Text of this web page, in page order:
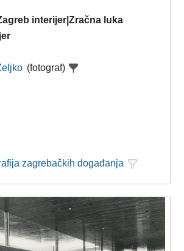
interijer|Zračna luka
(fotograf)
zagrebačkih događanja